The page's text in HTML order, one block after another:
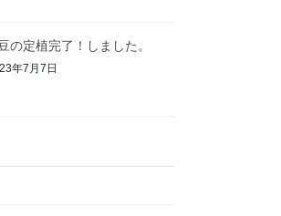
の定植完了！しました。
年7月7日